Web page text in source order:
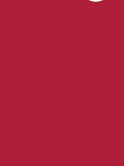
dá se použít i na jazz.